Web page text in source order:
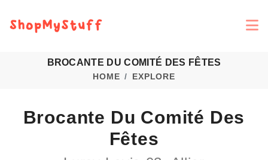
BROCANTE DU COMITÉ DES FÊTES
HOME EXPLORE
Brocante Du Comité Des
Fêtes